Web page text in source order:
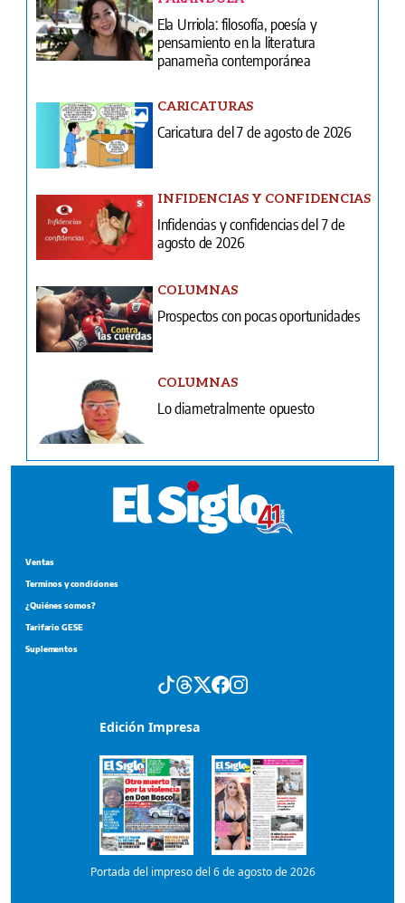
Ela Urriola: filosofía, poesía y
pensamiento en la literatura
panameña contemporánea
CARICATURAS
Caricatura del 7 de agosto de 2026
INFIDENCIAS Y CONFIDENCIAS
Infidencias y confidencias del 7 de
agosto de 2026
COLUMNAS
Prospectos con pocas oportunidades
COLUMNAS
Lo diametralmente opuesto
Ventas
Terminos y condiciones
¿Quiénes somos?
Tarifario GESE
Suplementos
Edición Impresa
Portada del impreso del 6 de agosto de 2026